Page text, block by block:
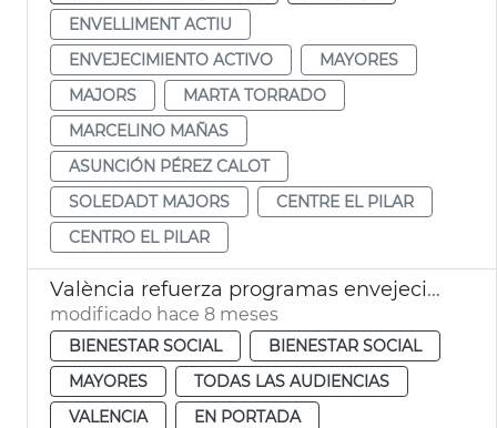
ENVELLIMENT ACTIU
ENVEJECIMIENTO ACTIVO
MAYORES
MAJORS
MARTA TORRADO
MARCELINO MAÑAS
ASUNCIÓN PÉREZ CALOT
SOLEDADT MAJORS
CENTRE EL PILAR
CENTRO EL PILAR
València refuerza programas envejecimiento activo
modificado hace 8 meses
BIENESTAR SOCIAL
BIENESTAR SOCIAL
MAYORES
TODAS LAS AUDIENCIAS
VALENCIA
EN PORTADA